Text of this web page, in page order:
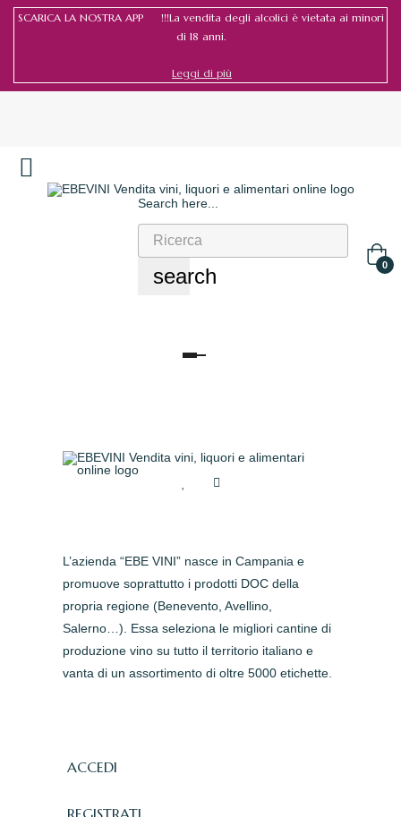
SCARICA LA NOSTRA APP !!!La vendita degli alcolici è vietata ai minori
di 18 anni.
Leggi di più
Search here...
search 0
navigazione
L’azienda “EBE VINI” nasce in Campania e
promuove soprattutto i prodotti DOC della
propria regione (Benevento, Avellino,
Salerno…). Essa seleziona le migliori cantine di
produzione vino su tutto il territorio italiano e
vanta di un assortimento di oltre 5000 etichette.
ACCEDI